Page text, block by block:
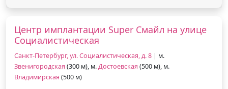
Центр имплантации Super Смайл на улице
Социалистическая
Санкт-Петербург, ул. Социалистическая, д. 8 | м.
Звенигородская (300 м), м.Достоевская (500 м), м.
Владимирская (500 м)